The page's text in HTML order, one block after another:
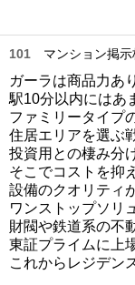
101 マンション掲示
ガーラは商品力あ
駅10分以内にはあ
ファミリータイプ
住居エリアを選ぶ
投資用との棲み分
そこでコストを抑
設備のクオリティ
ワンストップソリ
財閥や鉄道系の不
東証プライムに上
これからレジデン